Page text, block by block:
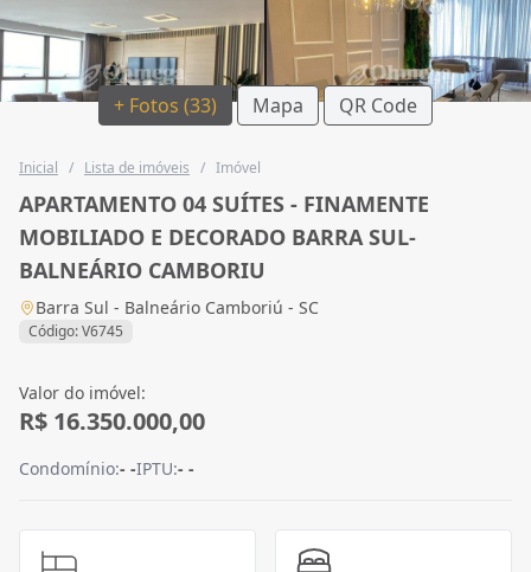
+ Fotos (33) Mapa QR Code
Inicial / Lista de imóveis / Imóvel
APARTAMENTO 04 SUÍTES - FINAMENTE
MOBILIADO E DECORADO BARRA SUL-
BALNEÁRIO CAMBORIU
Barra Sul - Balneário Camboriú - SC
Código: V6745
Valor do imóvel:
R$ 16.350.000,00
Condomínio:- -IPTU:- -